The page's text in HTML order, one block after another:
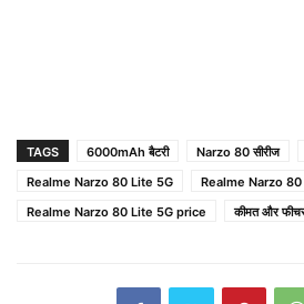
TAGS 6000mAh बैटरी Narzo 80 सीरीज
Realme Narzo 80 Lite 5G
Realme Narzo
Realme Narzo 80 Lite 5G price
कीमत और